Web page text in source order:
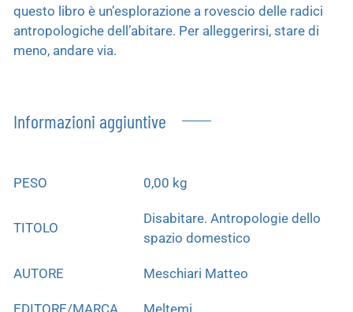
questo libro è un’esplorazione a rovescio delle radici
antropologiche dell’abitare. Per alleggerirsi, stare di
meno, andare via.
Informazioni aggiuntive
PESO 0,00 kg
TITOLO
Disabitare. Antropologie dello
spazio domestico
AUTORE Meschiari Matteo
EDITORE/MARCA Meltemi